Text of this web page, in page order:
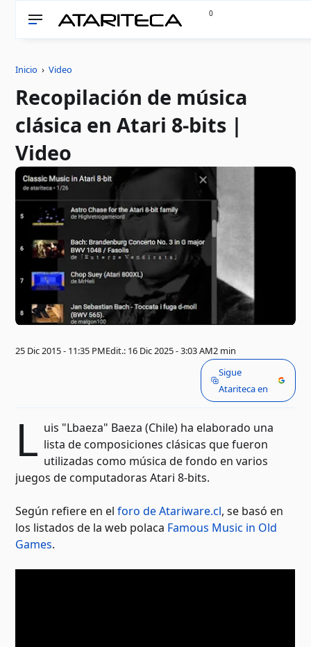
0
Inicio ›Video
Recopilación de música
clásica en Atari 8-bits |
Video
25 Dic 2015 - 11:35 PMEdit.: 16 Dic 2025 - 3:03 AM2 min
Sigue
Atariteca en
L uis "Lbaeza" Baeza (Chile) ha elaborado una
lista de composiciones clásicas que fueron
utilizadas como música de fondo en varios
juegos de computadoras Atari 8-bits.
Según refiere en elforo de Atariware.cl, se basó en
los listados de la web polaca Famous Music in Old
Games.